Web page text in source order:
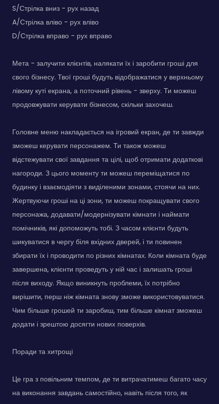
S/Стрілка вниз - рух назад
A/Стрілка вліво - рух вліво
D/Стрілка вправо - рух вправо
Мета - залучити клієнтів, налякати їх і заробити гроші для
свого бізнесу. Твої гроші будуть відображатися у верхньому
лівому куті екрана, а поточний рівень - зверху. Ти можеш
продовжувати керувати бізнесом, скільки захочеш.
Головне меню накладається на ігровий екран, де ти завжди
зможеш керувати персонажем. Ти також можеш
відстежувати свої завдання та цілі, щоб отримати додаткові
нагороди. З цього моменту ти можеш переміщатися по
будинку і взаємодіяти з виділеними зонами, стоячи на них.
Жертвуючи гроші на ці зони, ти можеш покращувати свого
персонажа, додавати/модернізувати кімнати і наймати
помічників, які допоможуть тобі. З часом клієнти будуть
шикуватися в чергу біля вхідних дверей, і ти повинен
збирати їх і проводити по різних кімнатах. Коли кімната буде
завершена, клієнти проведуть у ній час і залишать гроші
після виходу. Якщо виникнуть проблеми, їх потрібно
вирішити, перш ніж кімната знову зможе використовуватися.
Чим більше грошей ти заробиш, тим більше кімнат зможеш
додати і зрештою досягти нових поверхів.
Поради та хитрощі
Це гра з повільним темпом, де ти витрачатимеш багато часу
на виконання завдань самостійно, навіть після того, як